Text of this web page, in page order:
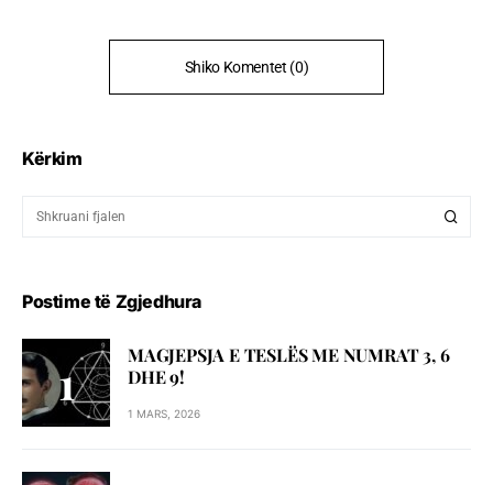
Shiko Komentet (0)
Kërkim
Postime të Zgjedhura
MAGJEPSJA E TESLËS ME NUMRAT 3, 6
DHE 9!
1 MARS, 2026